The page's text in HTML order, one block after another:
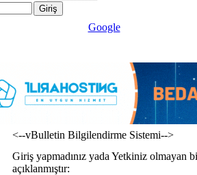
Google
<--vBulletin Bilgilendirme Sistemi-->
Giriş yapmadınız yada Yetkiniz olmayan
açıklanmıştır: